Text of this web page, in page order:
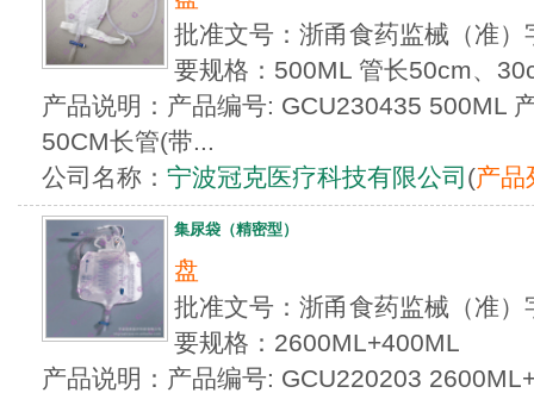
批准文号：浙甬食药监械（
要规格：500ML 管长50cm、
产品说明：产品编号: GCU230435 500ML
50CM长管(带...
公司名称： 宁波冠克医疗科技有限公司 (产品
集尿袋（精密型）
盘
批准文号：浙甬食药监械（
要规格：2600ML+400ML
产品说明：产品编号: GCU220203